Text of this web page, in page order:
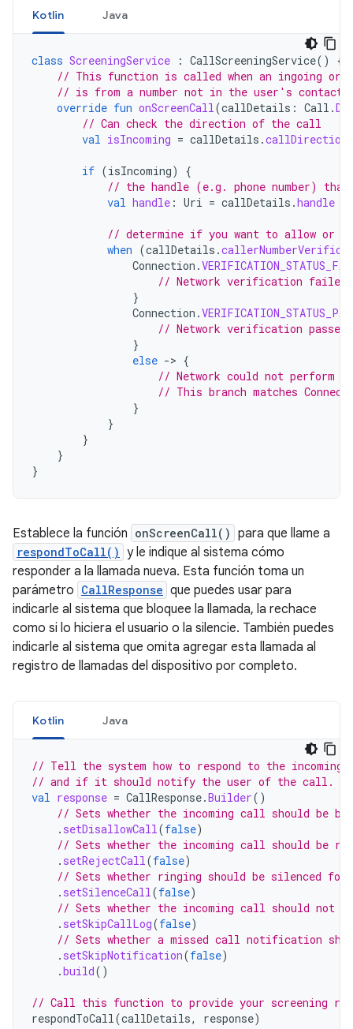
Kotlin Java
class ScreeningService : CallScreeningService()
{
// This function is called when an ingoing or
// is from a number not in the user's
override fun onScreenCall(callDetails : Call .
// Can check the direction of the call
val isIncoming = callDetails .callDirection
if (isIncoming)
{
// the handle (e.g. phone number)
val handle : Uri = callDetails .handle
// determine if you want to allow or
when (callDetails .
Connection .
// Network verification
}
Connection .
// Network verification
}
else -> {
// Network could not perform
// This branch matches
}
}
}
}
}
Establece la función onScreenCall() para que llame a
respondToCall() y le indique al sistema cómo
responder a la llamada nueva. Esta función toma un
parámetro CallResponse que puedes usar para
indicarle al sistema que bloquee la llamada, la rechace
como si lo hiciera el usuario o la silencie. También puedes
indicarle al sistema que omita agregar esta llamada al
registro de llamadas del dispositivo por completo.
Kotlin Java
// Tell the system how to respond to the incoming
// and if it should notify the user of the call.
val response = CallResponse.Builder()
// Sets whether the incoming call should be
. setDisallowCall(false)
// Sets whether the incoming call should be
. setRejectCall(false)
// Sets whether ringing should be silenced
. setSilenceCall(false)
// Sets whether the incoming call should not
. setSkipCallLog(false)
// Sets whether a missed call notification
. setSkipNotification(false)
.build()
// Call this function to provide your screening
respondToCall(callDetails, response)